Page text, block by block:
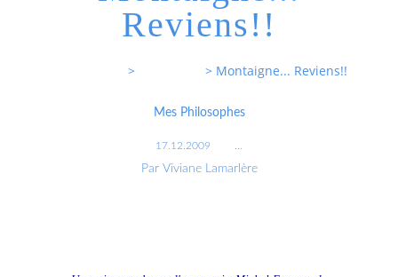
Reviens!!
> > Montaigne... Reviens!!
Mes Philosophes
17.12.2009
Par Viviane Lamarlère